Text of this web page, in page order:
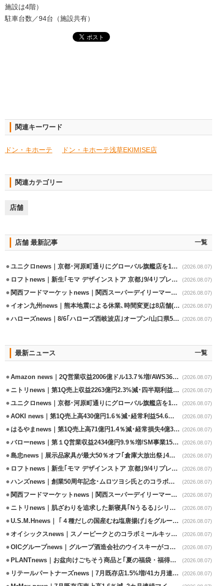
施設は4階）
駐車台数／94台（施設共有）
関連キーワード
ドン・キホーテ ドン・キホーテ浅草EKIMISE店
関連カテゴリー
店舗
店舗 最新記事 一覧
ユニクロnews｜京都･河原町通りにグローバル旗艦店を11/6開設 (2026.08.07)
ロフトnews｜新生｢モマ デザインストア 京都｣9/4リプレイスオープン (2026.08.07)
関西フードマーケットnews｜関西スーパーデイリーマート蒲生店8/7改装 (2026.08.07)
イオン九州news｜熊本地震による休業､時間変更は8店舗(8/7時点) (2026.08.07)
ハローズnews｜8/6｢ハローズ西岐波店｣オープン/山口県5店舗目 (2026.08.07)
最新ニュース 一覧
Amazon news｜2Q営業収益2006億ドル13.7％増/AWS36.8％％増が貢献 (2026.08.07)
ニトリnews｜第1Q売上収益2263億円2.3%減･四半期利益1.4％減 (2026.08.07)
ユニクロnews｜京都･河原町通りにグローバル旗艦店を11/6開設 (2026.08.07)
AOKI news｜第1Q売上高430億円1.6％減･経常利益54.6％減 (2026.08.07)
はるやまnews｜第1Q売上高71億円1.4％減･経常損失4億3800万円 (2026.08.07)
バローnews｜第１Q営業収益2434億円9.9％増/SM事業15.5％増と絶好調 (2026.08.07)
島忠news｜展示品家具が最大50％オフ｢倉庫大放出祭｣4店舗限定で開催 (2026.08.07)
ロフトnews｜新生｢モマ デザインストア 京都｣9/4リプレイスオープン (2026.08.07)
ハンズnews｜創業50周年記念･ムロツヨシ氏とのコラボ企画｢ムロハンズ｣開催 (2026.08.07)
関西フードマーケットnews｜関西スーパーデイリーマート蒲生店8/7改装 (2026.08.07)
ニトリnews｜肌ざわりを追求した新寝具｢Nうるる｣シリーズを発売 (2026.08.07)
U.S.M.Hnews｜ ｢４種だしの国産むね塩唐揚げ｣をグループ610店で共同販促 (2026.08.07)
オイシックスnews｜スノーピークとのコラボミールキット8/13発売 (2026.08.07)
OICグループnews｜グループ酒造会社のウイスキーがコンペティション受賞 (2026.08.07)
PLANTnews｜お盆向けごちそう商品と｢夏の福袋・福得カート｣8/8から開催 (2026.08.07)
リテールパートナーズnews｜7月既存店1.5%増/41カ月連続増 (2026.08.07)